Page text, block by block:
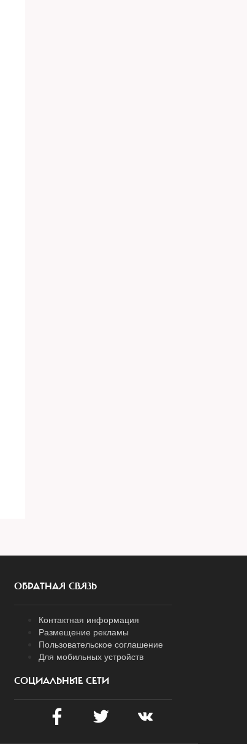
ОБРАТНАЯ СВЯЗЬ
Контактная информация
Размещение рекламы
Пользовательское соглашение
Для мобильных устройств
СОЦИАЛЬНЫЕ СЕТИ